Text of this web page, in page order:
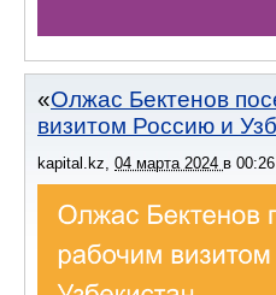
Олжас Бектенов
визитом Россию и
kapital.kz 04 марта 2024 в 00:26